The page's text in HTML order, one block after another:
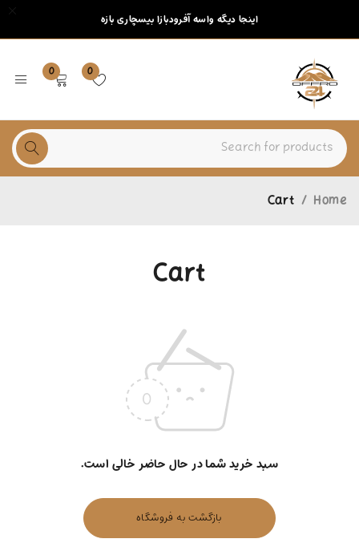
اینجا دیگه واسه آفرودبازا بیسچاری بازه
0
0
Cart
Home
/
Cart
سبد خرید شما در حال حاضر خالی است.
بازگشت به فروشگاه